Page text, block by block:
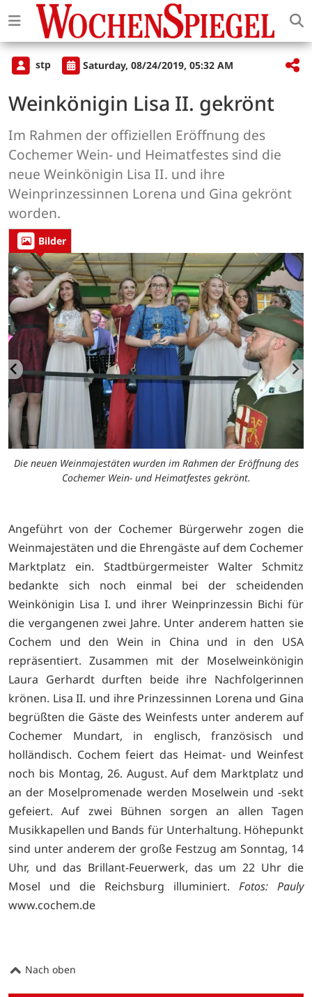
stp Saturday, 08/24/2019, 05:32 AM
Weinkönigin Lisa II. gekrönt
Im Rahmen der offiziellen Eröffnung des
Cochemer Wein- und Heimatfestes sind die
neue Weinkönigin Lisa II. und ihre
Weinprinzessinnen Lorena und Gina gekrönt
worden.
Bilder
Die neuen Weinmajestäten wurden im Rahmen der Eröffnung des
Cochemer Wein- und Heimatfestes gekrönt.
Angeführt von der Cochemer Bürgerwehr zogen die
Weinmajestäten und die Ehrengäste auf dem Cochemer
Marktplatz ein. Stadtbürgermeister Walter Schmitz
bedankte sich noch einmal bei der scheidenden
Weinkönigin Lisa I. und ihrer Weinprinzessin Bichi für
die vergangenen zwei Jahre. Unter anderem hatten sie
Cochem und den Wein in China und in den USA
repräsentiert. Zusammen mit der Moselweinkönigin
Laura Gerhardt durften beide ihre Nachfolgerinnen
krönen. Lisa II. und ihre Prinzessinnen Lorena und Gina
begrüßten die Gäste des Weinfests unter anderem auf
Cochemer Mundart, in englisch, französisch und
holländisch. Cochem feiert das Heimat- und Weinfest
noch bis Montag, 26. August. Auf dem Marktplatz und
an der Moselpromenade werden Moselwein und -sekt
gefeiert. Auf zwei Bühnen sorgen an allen Tagen
Musikkapellen und Bands für Unterhaltung. Höhe­punkt
sind unter anderem der große Festzug am Sonntag, 14
Uhr, und das Brillant-Feuerwerk, das um 22 Uhr die
Mosel und die Reichsburg illuminiert. Fotos: Pauly
www.cochem.de
Nach oben